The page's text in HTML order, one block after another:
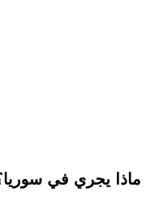
ماذا يجري في